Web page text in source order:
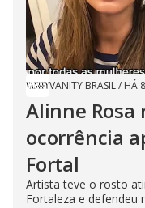
VANITY BRASIL/ HÁ
Alinne
ocorrência
Fortal
Artista teve o rosto
Fortaleza e defendeu